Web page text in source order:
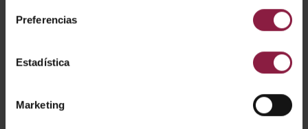
Preferencias
Estadística
Marketing
AMATB/SMB